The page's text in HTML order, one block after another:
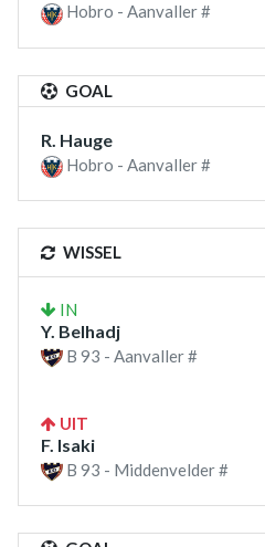
Hobro - Aanvaller #
GOAL
R. Hauge
Hobro - Aanvaller #
WISSEL
IN
Y. Belhadj
B 93 - Aanvaller #
UIT
F. Isaki
B 93 - Middenvelder #